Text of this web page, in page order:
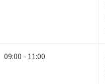
09:00 - 11:00